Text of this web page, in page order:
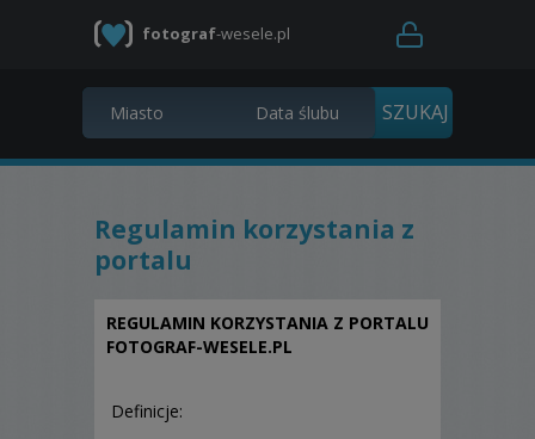
fotograf-wesele.pl
Regulamin korzystania z
portalu
REGULAMIN KORZYSTANIA Z PORTALU
FOTOGRAF-WESELE.PL
Definicje: